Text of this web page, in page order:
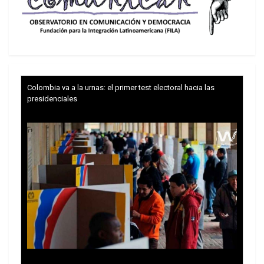
también encabezado por un socialdemócrata, le
quitara varios privilegios de ex gobernante por su
llevó a Schröder a declinar la oferta de Gazprom,
la mayor empresa de gas del mundo propiedad
Putin aseguró haberse sorprendido con los dichos
de la ex canciller, con la cual compartió en
decenas de ocasiones durante la última década y
media. “Honestamente, me tomó completamente
por sorpresa”, aseguró, según consigna el diario
alemánDer Tagesspiegel. “Es decepcionante.
Honestamente, no esperaba oír algo así de la ex
canciller”. “Es decepcionante. Honestamente, no
Colombia va a la urnas: el primer test electoral hacia las
presidenciales